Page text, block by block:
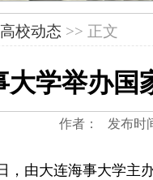
校动态 >> 正文
大学举办国
作者： 发布时
由大连海事大学主办